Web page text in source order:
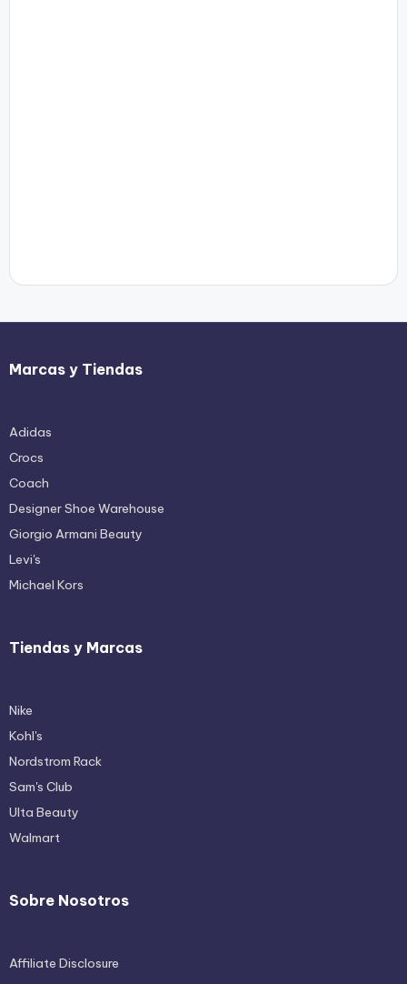
Marcas y Tiendas
Adidas
Crocs
Coach
Designer Shoe Warehouse
Giorgio Armani Beauty
Levi's
Michael Kors
Tiendas y Marcas
Nike
Kohl's
Nordstrom Rack
Sam's Club
Ulta Beauty
Walmart
Sobre Nosotros
Affiliate Disclosure